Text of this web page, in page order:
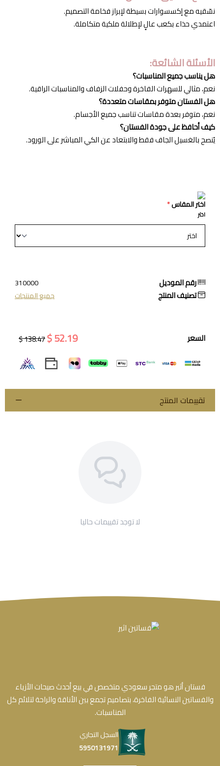
نسّقيه مع إكسسوارات بسيطة لإبراز فخامة التصميم.
اعتمدي حذاء بكعب عالٍ لإطلالة ملكية متكاملة.
الأسئلة الشائعة:
هل يناسب جميع المناسبات؟
نعم، مثالي للسهرات الفاخرة وحفلات الزفاف والمناسبات الراقية.
هل الفستان متوفر بمقاسات متعددة؟
نعم، متوفر بعدة مقاسات تناسب جميع الأجسام.
كيف أحافظ على جودة الفستان؟
يُنصح بالغسيل الجاف فقط والابتعاد عن الكي المباشر على الورود.
اختر المقاس*
اختر
رقم الموديل 310000
تصنيف المنتج جميع المنتجات
السعر 52.19 $
138.47 $
تقييمات المنتج
لا توجد تقييمات حاليا
فستان أثير هو متجر سعودي متخصص في بيع أحدث صيحات الأزياء
والفساتين النسائية الفاخرة، بتصاميم تجمع بين الأناقة والراحة لتلائم كل
المناسبات.
السجل التجاري
5950131971